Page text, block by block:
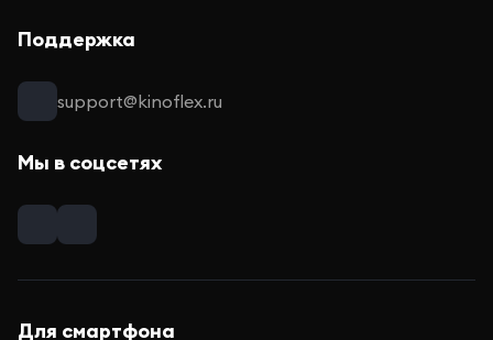
Поддержка
support@kinoflex.ru
Мы в соцсетях
Для смартфона